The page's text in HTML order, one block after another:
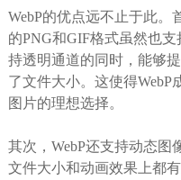
WebP的优点远不止于此。
的PNG和GIF格式虽然也
持透明通道的同时，能够
了文件大小。这使得
图片的理想选择。
其次，WebP还支持动态图
文件大小和动画效果上都